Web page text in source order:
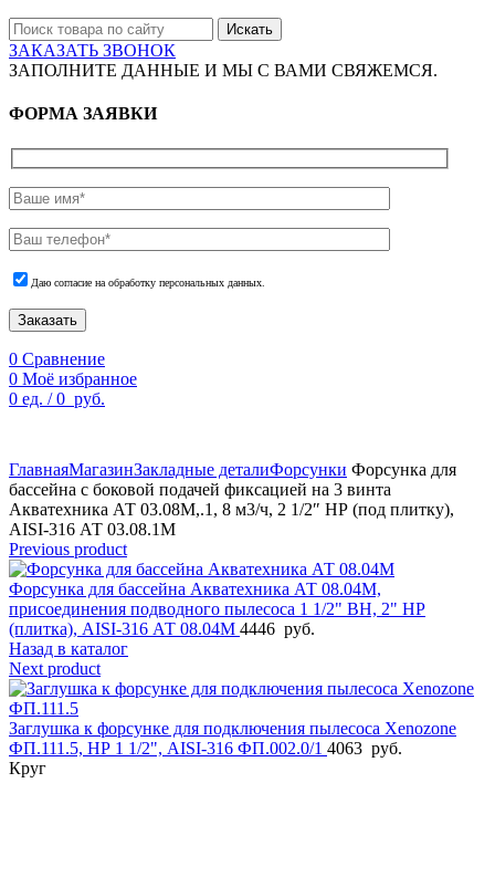
Искать
ЗАКАЗАТЬ ЗВОНОК
ЗАПОЛНИТЕ ДАННЫЕ И МЫ С ВАМИ СВЯЖЕМСЯ.
ФОРМА ЗАЯВКИ
Даю согласие на обработку персональных данных.
Заказать
0 Сравнение
0 Моё избранное
0 ед. / 0 руб.
ГлавнаяМагазинЗакладные деталиФорсунки Форсунка для
бассейна с боковой подачей фиксацией на 3 винта
Акватехника АТ 03.08М,.1, 8 м3/ч, 2 1/2″ НР (под плитку),
AISI-316 АТ 03.08.1M
Previous product
Форсунка для бассейна Акватехника АТ 08.04M,
присоединения подводного пылесоса 1 1/2" ВН, 2" НР
(плитка), AISI-316 АТ 08.04M 4446 руб.
Назад в каталог
Next product
Заглушка к форсунке для подключения пылесоса Xenozone
ФП.111.5, НР 1 1/2", AISI-316 ФП.002.0/1 4063 руб.
Круг